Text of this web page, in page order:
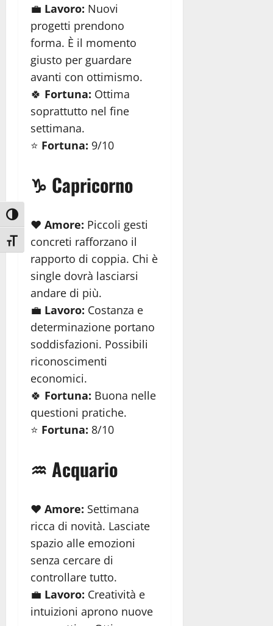
Attiva/disattiva alto contrasto
Attiva/disattiva dimensione testo
💼 Lavoro: Nuovi
progetti prendono
forma. È il momento
giusto per guardare
avanti con ottimismo.
🍀 Fortuna: Ottima
soprattutto nel fine
settimana.
⭐ Fortuna: 9/10
♑ Capricorno
❤️ Amore: Piccoli gesti
concreti rafforzano il
rapporto di coppia. Chi è
single dovrà lasciarsi
andare di più.
💼 Lavoro: Costanza e
determinazione portano
soddisfazioni. Possibili
riconoscimenti
economici.
🍀 Fortuna: Buona nelle
questioni pratiche.
⭐ Fortuna: 8/10
♒ Acquario
❤️ Amore: Settimana
ricca di novità. Lasciate
spazio alle emozioni
senza cercare di
controllare tutto.
💼 Lavoro: Creatività e
intuizioni aprono nuove